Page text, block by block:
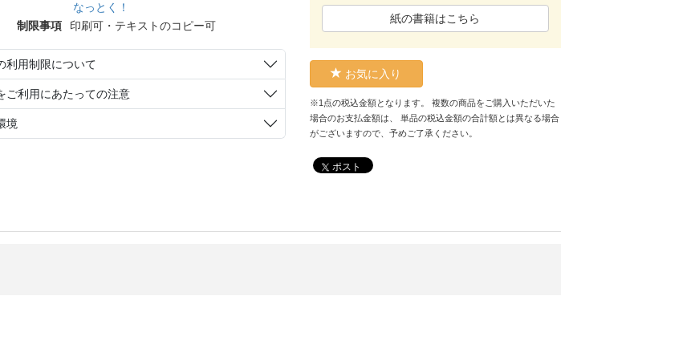
なっとく！
制限事項
印刷可・テキストのコピー可
利用制限について
ご利用にあたっての注意
境
紙の書籍はこちら
お気に入り
※1点の税込金額となります。 複数の商品をご購入いただいた
場合のお支払金額は、 単品の税込金額の合計額とは異なる場合
がございますので、予めご了承ください。
ポスト